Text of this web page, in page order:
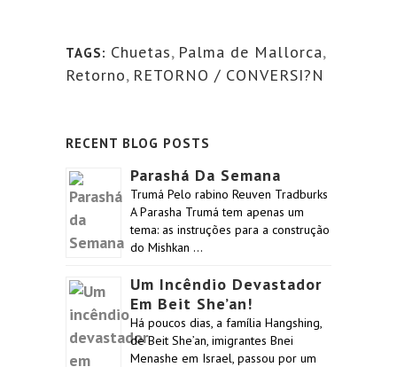
TAGS: Chuetas, Palma de Mallorca,
Retorno, RETORNO / CONVERSI?N
RECENT BLOG POSTS
Parashá Da Semana
Trumá Pelo rabino Reuven Tradburks
A Parasha Trumá tem apenas um
tema: as instruções para a construção
do Mishkan …
Um Incêndio Devastador
Em Beit She’an!
Há poucos dias, a família Hangshing,
de Beit She’an, imigrantes Bnei
Menashe em Israel, passou por um